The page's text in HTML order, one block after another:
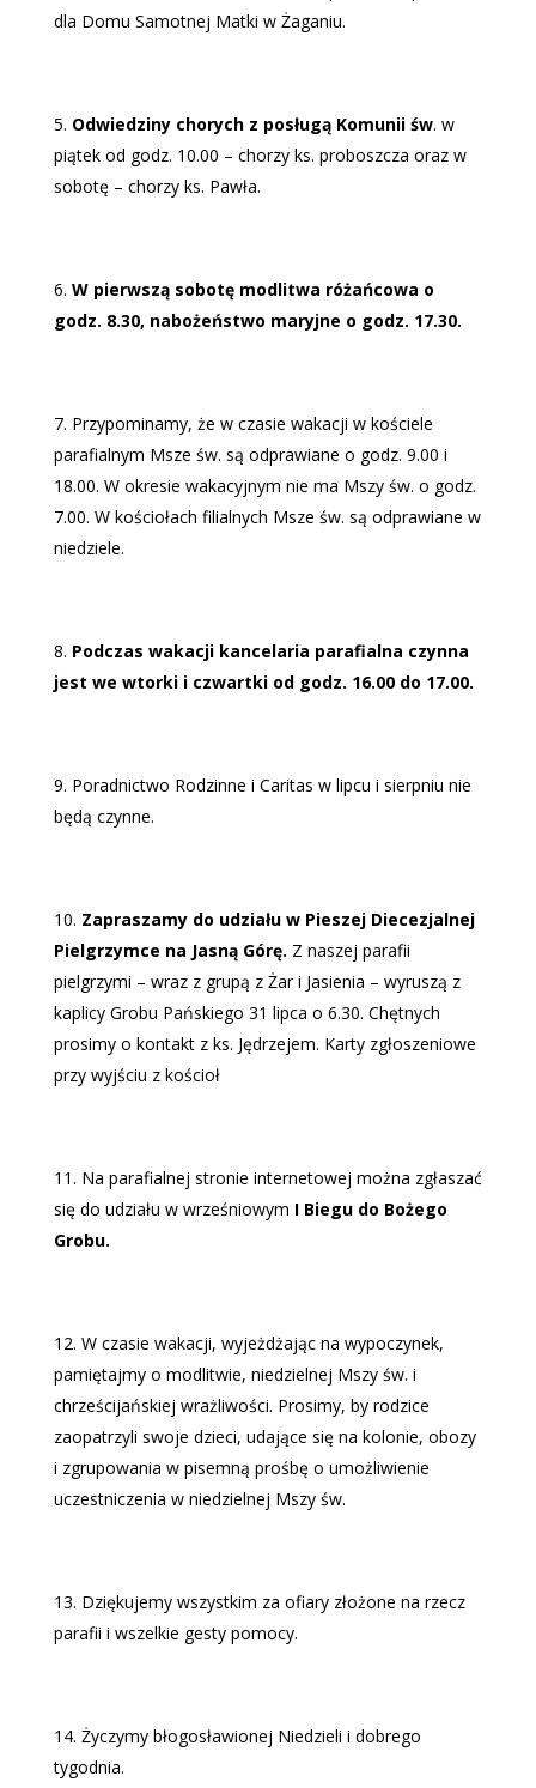
dla Domu Samotnej Matki w Żaganiu.
Odwiedziny chorych z posługą Komunii św. w
piątek od godz. 10.00 – chorzy ks. proboszcza oraz w
sobotę – chorzy ks. Pawła.
W pierwszą sobotę modlitwa różańcowa o
godz. 8.30, nabożeństwo maryjne o godz. 17.30.
Przypominamy, że w czasie wakacji w kościele
parafialnym Msze św. są odprawiane o godz. 9.00 i
18.00. W okresie wakacyjnym nie ma Mszy św. o godz.
7.00. W kościołach filialnych Msze św. są odprawiane w
niedziele.
Podczas wakacji kancelaria parafialna czynna
jest we wtorki i czwartki od godz. 16.00 do 17.00.
Poradnictwo Rodzinne i Caritas w lipcu i sierpniu nie
będą czynne.
Zapraszamy do udziału w Pieszej Diecezjalnej
Pielgrzymce na Jasną Górę. Z naszej parafii
pielgrzymi – wraz z grupą z Żar i Jasienia – wyruszą z
kaplicy Grobu Pańskiego 31 lipca o 6.30. Chętnych
prosimy o kontakt z ks. Jędrzejem. Karty zgłoszeniowe
przy wyjściu z kościoł
Na parafialnej stronie internetowej można zgłaszać
się do udziału w wrześniowym I Biegu do Bożego
Grobu.
W czasie wakacji, wyjeżdżając na wypoczynek,
pamiętajmy o modlitwie, niedzielnej Mszy św. i
chrześcijańskiej wrażliwości. Prosimy, by rodzice
zaopatrzyli swoje dzieci, udające się na kolonie, obozy
i zgrupowania w pisemną prośbę o umożliwienie
uczestniczenia w niedzielnej Mszy św.
Dziękujemy wszystkim za ofiary złożone na rzecz
parafii i wszelkie gesty pomocy.
Życzymy błogosławionej Niedzieli i dobrego
tygodnia.